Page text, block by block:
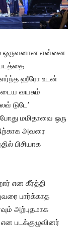
ஒருவனான என்னை
ஹீரோ உடன்
வயசும்
டுடே’
மமிதாவை ஒரு
அவரை
பிசியாக
என கீர்த்தி
பார்க்காத
அற்புதமாக
என படக்குழுவினர்